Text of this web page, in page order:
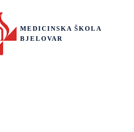
MEDICINSKA ŠKOLA
BJELOVAR